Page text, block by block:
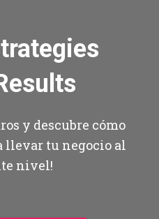
y descubre cómo
llevar tu negocio al
nivel!